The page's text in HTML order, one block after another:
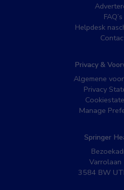
FAQ’s
Helpdesk
Privacy &
Algemene
Privacy
Manage
Springer
Varrolaan
3584 BW